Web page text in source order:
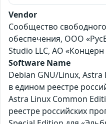
Vendor
Сообщество
обеспечения, ООО
Studio LLC, АО
Software Name
Debian GNU/Linux, Astra
в едином реестре
Astra Linux Common
реестре российских